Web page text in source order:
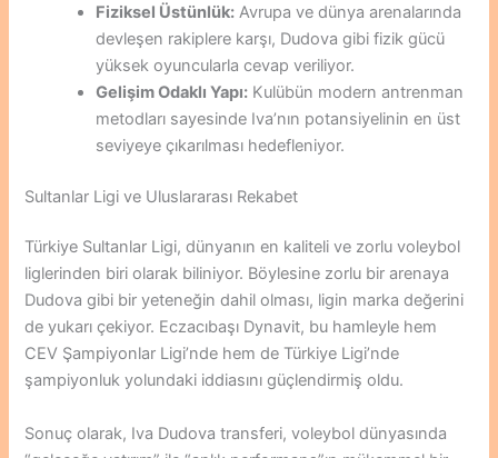
Fiziksel Üstünlük: Avrupa ve dünya arenalarında
devleşen rakiplere karşı, Dudova gibi fizik gücü
yüksek oyuncularla cevap veriliyor.
Gelişim Odaklı Yapı: Kulübün modern antrenman
metodları sayesinde Iva’nın potansiyelinin en üst
seviyeye çıkarılması hedefleniyor.
Sultanlar Ligi ve Uluslararası Rekabet
Türkiye Sultanlar Ligi, dünyanın en kaliteli ve zorlu voleybol
liglerinden biri olarak biliniyor. Böylesine zorlu bir arenaya
Dudova gibi bir yeteneğin dahil olması, ligin marka değerini
de yukarı çekiyor. Eczacıbaşı Dynavit, bu hamleyle hem
CEV Şampiyonlar Ligi’nde hem de Türkiye Ligi’nde
şampiyonluk yolundaki iddiasını güçlendirmiş oldu.
Sonuç olarak, Iva Dudova transferi, voleybol dünyasında